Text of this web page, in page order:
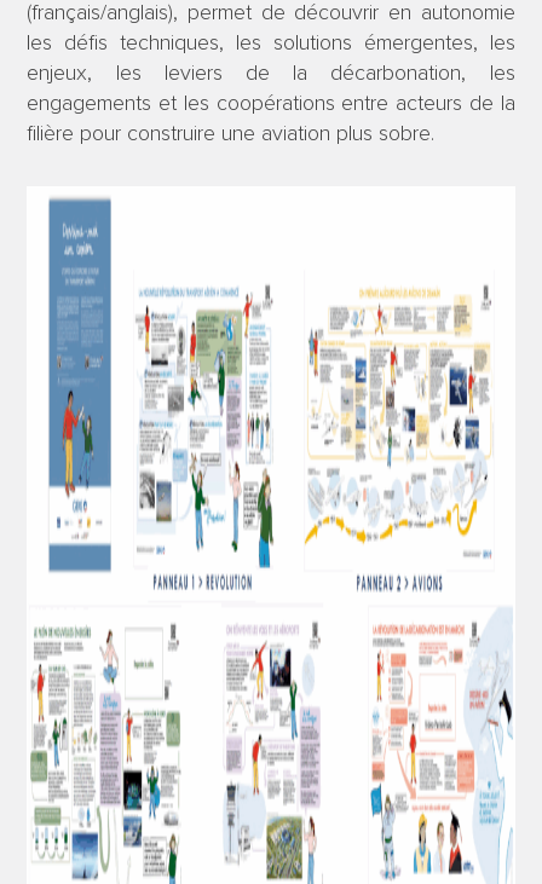
(français/anglais), permet de découvrir en autonomie
les défis techniques, les solutions émergentes, les
enjeux, les leviers de la décarbonation, les
engagements et les coopérations entre acteurs de la
filière pour construire une aviation plus sobre.